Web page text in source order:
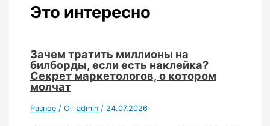
Это интересно
Зачем тратить миллионы на
билборды, если есть наклейка?
Секрет маркетологов, о котором
молчат
Разное/ От admin / 24.07.2026